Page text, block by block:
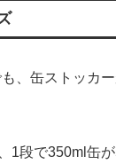
、缶ストッカ
1段で350ml缶